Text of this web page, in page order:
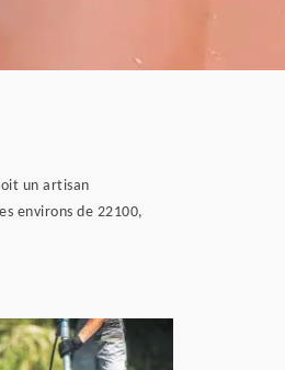
un artisan
environs de 22100,